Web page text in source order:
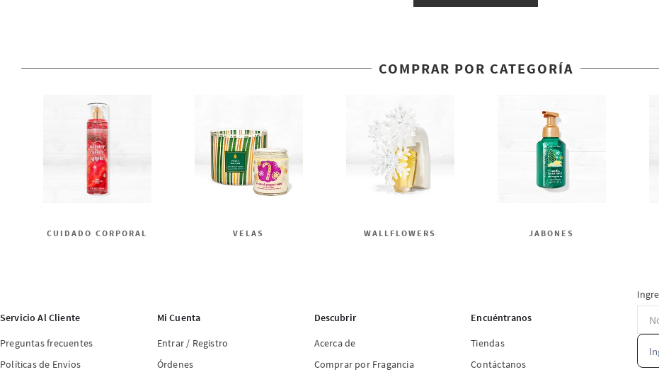
COMPRAR POR CATEGORÍA
CUIDADO CORPORAL VELAS WALLFLOWERS JABONES
Servicio Al Cliente
Preguntas frecuentes
Políticas de Envíos
Mi Cuenta
Entrar / Registro
Órdenes
Descubrir
Acerca de
Comprar por Fragancia
Encuéntranos
Tiendas
Contáctanos